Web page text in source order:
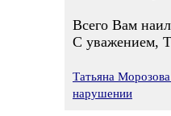
Всего Вам
С уважением,
Татьяна
нарушении